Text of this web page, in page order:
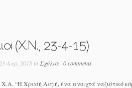
Απρ, 2015 in Σχόλια| 0 comments
“Η Χρυσή Αυγή, ένα ανοιχτά ναζιστικό